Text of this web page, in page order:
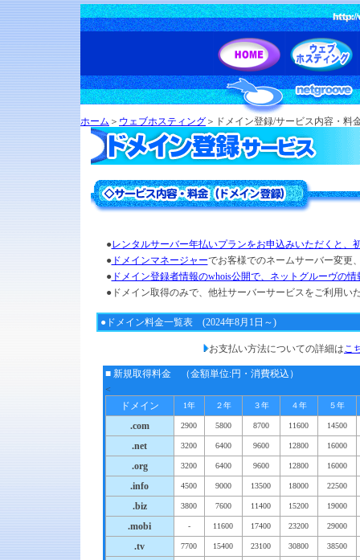
ホーム ＞ ウェブホスティング ＞ドメイン登録/サービス内容・料
●レンタルサーバー年払いプランをお申込みいただくと、
●ドメインマネージャーでお客様でのネームサーバー変更
●ドメイン登録者情報のwhois公開で、ネットグルーヴの
●ドメイン取得のみで、他社サーバーサービスをご利用い
●ドメイン料金一覧表 (2024年8月1日～)
お支払い方法についての詳細はこ
■ 新規取得料金 （金額単位:円・消費税込）
<
ドメイン
1年 ２年 ３年 ４年 ５年
.com 2900 5800 8700 11600 14500
.net 3200 6400 9600 12800 16000
.org 3200 6400 9600 12800 16000
.info 4500 9000 13500 18000 22500
.biz 3800 7600 11400 15200 19000
.mobi - 11600 17400 23200 29000
.tv 7700 15400 23100 30800 38500